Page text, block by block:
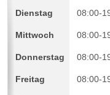
08:00-
08:00-
08:00-
08:00-